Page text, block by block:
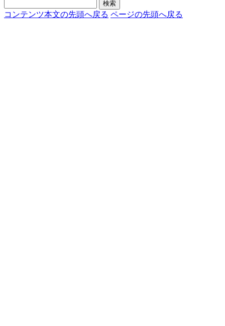
コンテンツ本文の先頭へ戻る ページの先頭へ戻る